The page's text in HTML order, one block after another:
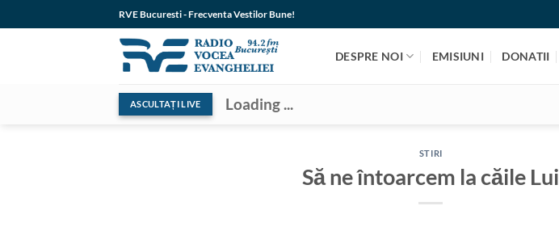
to
RVE Bucuresti - Frecventa Vestilor Bune!
DESPRE NOI EMISIUNI DONATII
ASCULTAȚI LIVE Loading ...
STIRI
Să ne întoarcem la căile Lui